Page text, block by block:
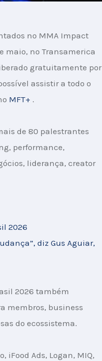
no MMA Impact
maio, no Transamerica
gratuitamente por
assistir a todo o
MFT+ .
de 80 palestrantes
performance,
liderança, creator
2026
diz Gus Aguiar,
2026 também
membros, business
do ecossistema.
iFood Ads, Logan, MIQ,